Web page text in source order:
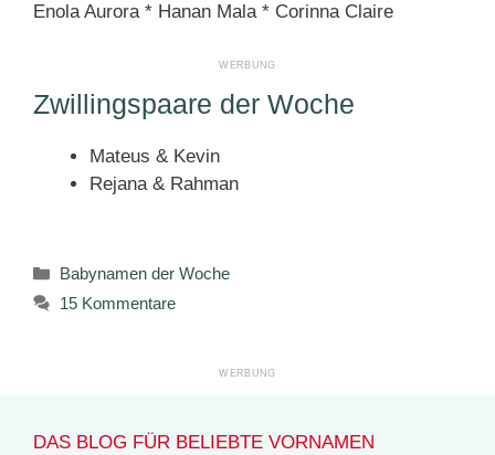
Enola Aurora * Hanan Mala * Corinna Claire
Zwillingspaare der Woche
Mateus & Kevin
Rejana & Rahman
Kategorien
Babynamen der Woche
15 Kommentare
DAS BLOG FÜR BELIEBTE VORNAMEN